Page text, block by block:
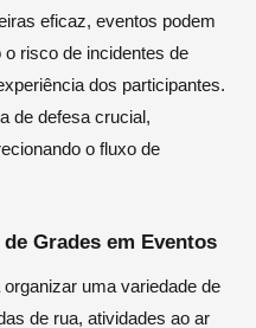
eficaz, eventos podem
risco de incidentes de
dos participantes.
de defesa crucial,
o fluxo de
Grades em Eventos
uma variedade de
de rua, atividades ao ar